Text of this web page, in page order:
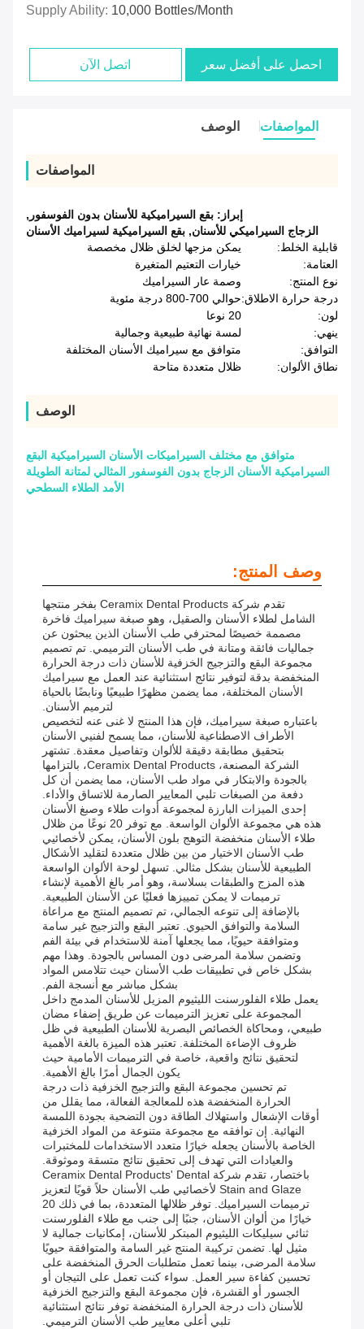
Supply Ability: 10,000 Bottles/month
احصل على أفضل سعر اتصل الآن
المواصفات الوصف
المواصفات
إبراز: بقع السيراميكية للأسنان بدون الفوسفور ,
الزجاج السيراميكي للأسنان, بقع السيراميكية لسيراميك الأسنان
قابلية الخلط:
يمكن مزجها لخلق ظلال مخصصة
العتامة:
خيارات التعتيم المتغيرة
نوع المنتج:
وصمة عار السيراميك
درجة حرارة الاطلاق:حوالي 700-800 درجة مئوية
لون:
20 نوعا
ينهي:
لمسة نهائية طبيعية وجمالية
التوافق:
متوافق مع سيراميك الأسنان المختلفة
نطاق الألوان:
ظلال متعددة متاحة
الوصف
متوافق مع مختلف السيراميكات الأسنان السيراميكية البقع
السيراميكية الأسنان الزجاج بدون الفوسفور المثالي لمتانة الطويلة
الأمد الطلاء السطحي
وصف المنتج:
تقدم شركة Ceramix Dental Products بفخر منتجها
الشامل لطلاء الأسنان والصقيل، وهو صبغة سيراميك فاخرة
مصممة خصيصًا لمحترفي طب الأسنان الذين يبحثون عن
جماليات فائقة ومتانة في طب الأسنان الترميمي. تم تصميم
مجموعة البقع والتزجيج الخزفية للأسنان ذات درجة الحرارة
المنخفضة بدقة لتوفير نتائج استثنائية عند العمل مع سيراميك
الأسنان المختلفة، مما يضمن مظهرًا طبيعيًا ونابضًا بالحياة
لترميم الأسنان.
باعتباره صبغة سيراميك، فإن هذا المنتج لا غنى عنه لتخصيص
الأطراف الاصطناعية للأسنان، مما يسمح لفنيي الأسنان
بتحقيق مطابقة دقيقة للألوان وتفاصيل معقدة. تشتهر
الشركة المصنعة، Ceramix Dental Products، بالتزامها
بالجودة والابتكار في مواد طب الأسنان، مما يضمن أن كل
دفعة من الصبغات تلبي المعايير الصارمة للاتساق والأداء.
إحدى الميزات البارزة لمجموعة أدوات طلاء وصبغ الأسنان
هذه هي مجموعة الألوان الواسعة. مع توفر 20 نوعًا من ظلال
طلاء الأسنان منخفضة التوهج بلون الأسنان، يمكن لأخصائيي
طب الأسنان الاختيار من بين ظلال متعددة لتقليد الأشكال
الطبيعية للأسنان بشكل مثالي. تسهل لوحة الألوان الواسعة
هذه المزج والطبقات بسلاسة، وهو أمر بالغ الأهمية لإنشاء
ترميمات لا يمكن تمييزها فعليًا عن الأسنان الطبيعية.
بالإضافة إلى تنوعه الجمالي، تم تصميم المنتج مع مراعاة
السلامة والتوافق الحيوي. تعتبر البقع والتزجيج غير سامة
ومتوافقة حيويًا، مما يجعلها آمنة للاستخدام في بيئة الفم
وتضمن سلامة المرضى دون المساس بالجودة. وهذا مهم
بشكل خاص في تطبيقات طب الأسنان حيث تتلامس المواد
بشكل مباشر مع أنسجة الفم.
يعمل طلاء الفلورسنت الليثيوم المزيل للأسنان المدمج داخل
المجموعة على تعزيز الترميمات عن طريق إضفاء مضان
طبيعي، ومحاكاة الخصائص البصرية للأسنان الطبيعية في ظل
ظروف الإضاءة المختلفة. تعتبر هذه الميزة بالغة الأهمية
لتحقيق نتائج واقعية، خاصة في الترميمات الأمامية حيث
يكون الجمال أمرًا بالغ الأهمية.
تم تحسين مجموعة البقع والتزجيج الخزفية ذات درجة
الحرارة المنخفضة هذه للمعالجة الفعالة، مما يقلل من
أوقات الإشعال واستهلاك الطاقة دون التضحية بجودة اللمسة
النهائية. إن توافقه مع مجموعة متنوعة من المواد الخزفية
الخاصة بالأسنان يجعله خيارًا متعدد الاستخدامات للمختبرات
والعيادات التي تهدف إلى تحقيق نتائج متسقة وموثوقة.
باختصار، تقدم شركة Ceramix Dental Products' Dental
Stain and Glaze لأخصائيي طب الأسنان حلاً قويًا لتعزيز
ترميمات السيراميك. توفر ظلالها المتعددة، بما في ذلك 20
خيارًا من ألوان الأسنان، جنبًا إلى جنب مع طلاء الفلورسنت
ثنائي سيليكات الليثيوم المبتكر للأسنان، إمكانيات جمالية لا
مثيل لها. تضمن تركيبة المنتج غير السامة والمتوافقة حيويًا
سلامة المرضى، بينما تعمل متطلبات الحرق المنخفضة على
تحسين كفاءة سير العمل. سواء كنت تعمل على التيجان أو
الجسور أو القشرة، فإن مجموعة البقع والتزجيج الخزفية
للأسنان ذات درجة الحرارة المنخفضة توفر نتائج استثنائية
تلبي أعلى معايير طب الأسنان الترميمي.